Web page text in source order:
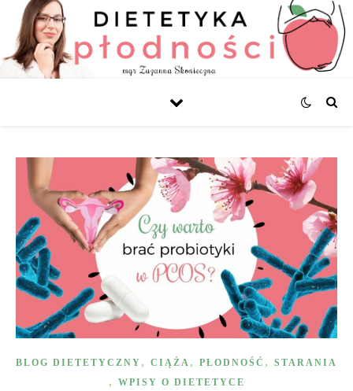
BLOG DIETETYCZNY , CIĄŻA , PŁODNOŚĆ , STARANIA
, WPISY O DIETETYCE